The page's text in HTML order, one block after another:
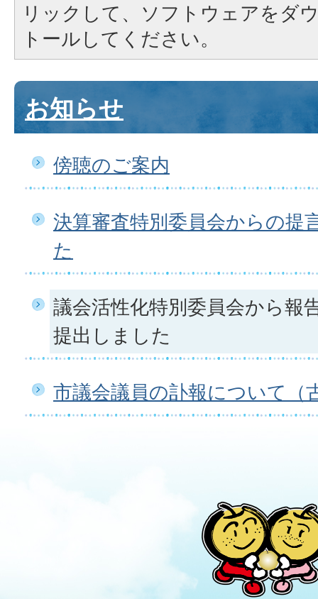
リックして、ソフトウェアをダ
トールしてください。
お知らせ
傍聴のご案内
決算審査特別委員会からの提
た
議会活性化特別委員会から報
提出しました
市議会議員の訃報について（